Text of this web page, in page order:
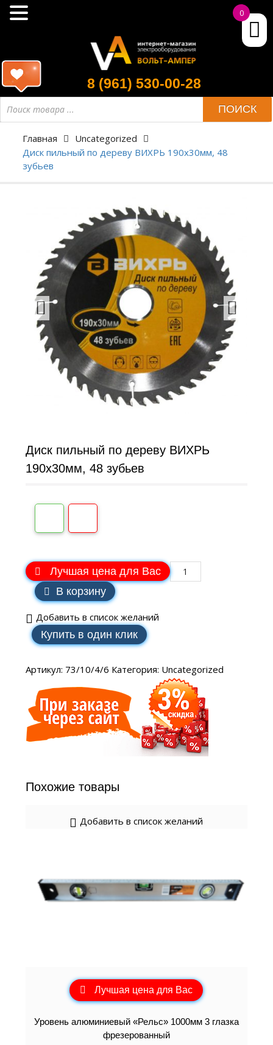
8 (961) 530-00-28
ПОИСК
Главная
Uncategorized
Диск пильный по дереву ВИХРЬ 190х30мм, 48
зубьев
Диск пильный по дереву ВИХРЬ
190х30мм, 48 зубьев
Лучшая цена для Вас
В корзину
Добавить в список желаний
Купить в один клик
Артикул: 73/10/4/6 Категория: Uncategorized
Похожие товары
Добавить в список желаний
Лучшая цена для Вас
Уровень алюминиевый «Рельс» 1000мм 3 глазка
фрезерованный
0